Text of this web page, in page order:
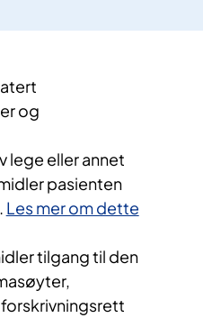
og
lege eller annet
pasienten
Les mer om dette
tilgang til den